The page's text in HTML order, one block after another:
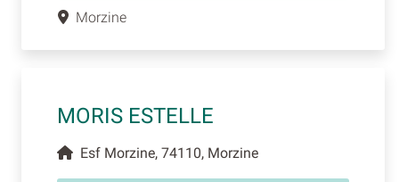
Morzine
MORIS ESTELLE
Esf Morzine, 74110, Morzine